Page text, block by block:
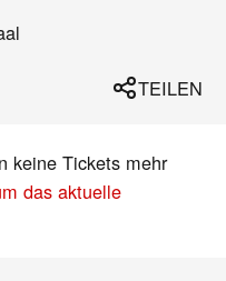
TEILEN
keine Tickets mehr
das aktuelle